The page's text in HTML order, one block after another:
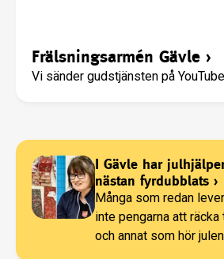
Frälsningsarmén Gävle ›
Vi sänder gudstjänsten på
I Gävle har
nästan fyrdubblats ›
Många som redan
inte pengarna att
och annat som hör